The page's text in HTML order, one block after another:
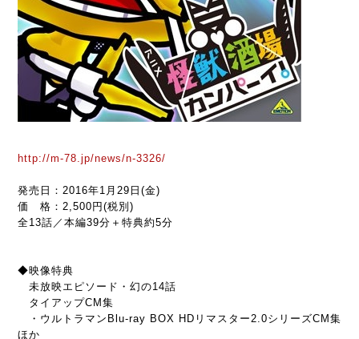
http://m-78.jp/news/n-3326/
発売日：2016年1月29日(金)
価 格：2,500円(税別)
全13話／本編39分＋特典約5分
◆映像特典
未放映エピソード・幻の14話
タイアップCM集
・ウルトラマンBlu-ray BOX HDリマスター2.0シリーズCM集
ほか